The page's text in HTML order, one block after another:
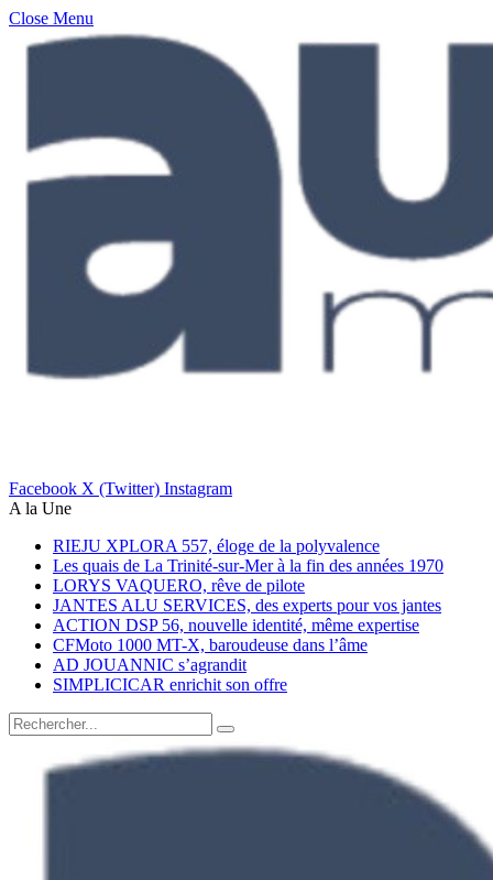
Close Menu
Facebook X (Twitter) Instagram
A la Une
RIEJU XPLORA 557, éloge de la polyvalence
Les quais de La Trinité-sur-Mer à la fin des années 1970
LORYS VAQUERO, rêve de pilote
JANTES ALU SERVICES, des experts pour vos jantes
ACTION DSP 56, nouvelle identité, même expertise
CFMoto 1000 MT-X, baroudeuse dans l’âme
AD JOUANNIC s’agrandit
SIMPLICICAR enrichit son offre